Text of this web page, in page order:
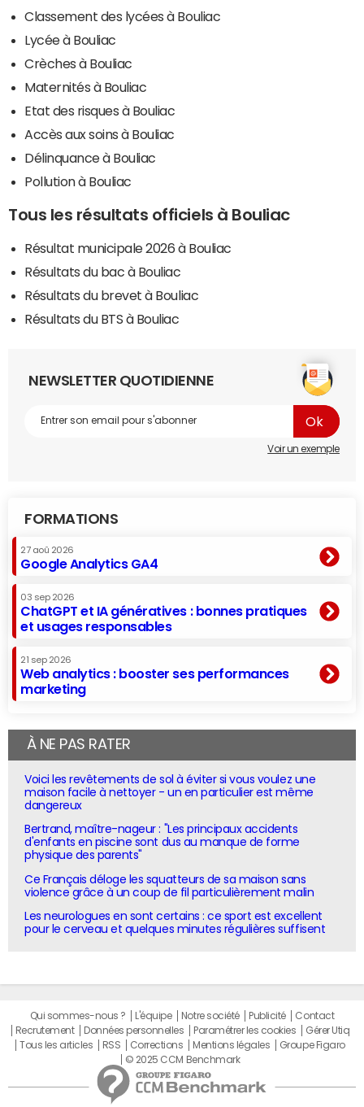
Classement des lycées à Bouliac
Lycée à Bouliac
Crèches à Bouliac
Maternités à Bouliac
Etat des risques à Bouliac
Accès aux soins à Bouliac
Délinquance à Bouliac
Pollution à Bouliac
Tous les résultats officiels à Bouliac
Résultat municipale 2026 à Bouliac
Résultats du bac à Bouliac
Résultats du brevet à Bouliac
Résultats du BTS à Bouliac
NEWSLETTER QUOTIDIENNE
Voir un exemple
FORMATIONS
27 aoû 2026
Google Analytics GA4
03 sep 2026
ChatGPT et IA génératives : bonnes pratiques
et usages responsables
21 sep 2026
Web analytics : booster ses performances
marketing
À NE PAS RATER
Voici les revêtements de sol à éviter si vous voulez une
maison facile à nettoyer - un en particulier est même
dangereux
Bertrand, maître-nageur : "Les principaux accidents
d'enfants en piscine sont dus au manque de forme
physique des parents"
Ce Français déloge les squatteurs de sa maison sans
violence grâce à un coup de fil particulièrement malin
Les neurologues en sont certains : ce sport est excellent
pour le cerveau et quelques minutes régulières suffisent
Qui sommes-nous ? L'équipe Notre société Publicité
Contact
Recrutement
Données personnelles Paramétrer les cookies
Gérer Utiq
Tous les articles
RSS Corrections Mentions légales
Groupe Figaro
© 2025 CCM Benchmark